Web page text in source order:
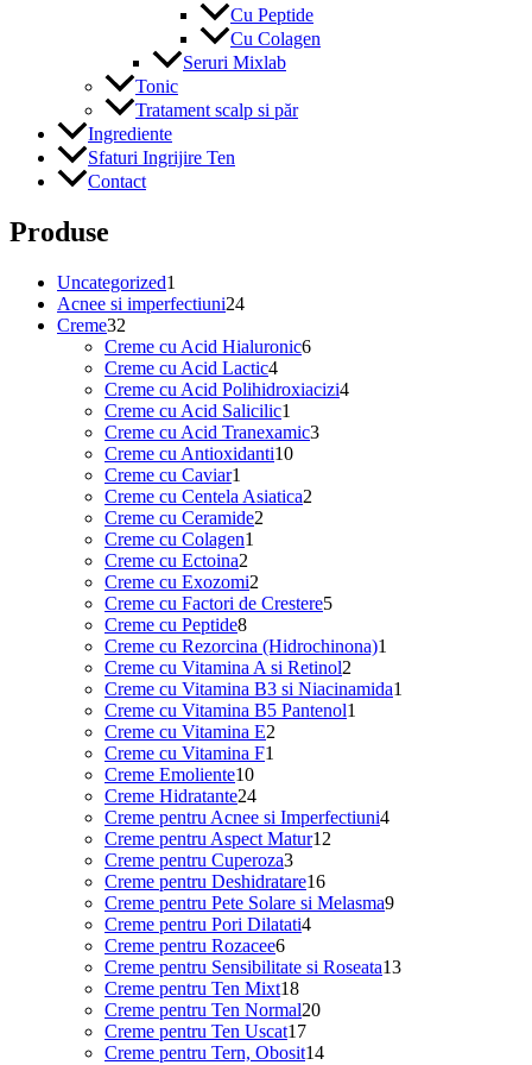
Cu Peptide
Cu Colagen
Seruri Mixlab
Tonic
Tratament scalp si păr
Ingrediente
Sfaturi Ingrijire Ten
Contact
Produse
Uncategorized1
produs
Acnee si imperfectiuni2424
produse
Creme32
de
produse
Creme cu Acid Hialuronic66
Creme cu Acid Lactic44
produse
Creme cu Acid Polihidroxiacizi44
Creme cu Acid Salicilic1
produs
Creme cu Acid Tranexamic33
Creme cu Antioxidanti1010
Creme cu Caviar1
produs
Creme cu Centela Asiatica2
Creme cu Ceramide2
Creme cu Colagen1
Creme cu Ectoina2
produse
Creme cu Exozomi2
produse
Creme cu Factori de Crestere55
Creme cu Peptide88
produse
Creme cu Rezorcina (Hidrochinona)1
Creme cu Vitamina A si Retinol2
produse
Creme cu Vitamina B3 si Niacinamida1
Creme cu Vitamina B5 Pantenol1
Creme cu Vitamina E2
Creme cu Vitamina F1
Creme Emoliente1010
produse
Creme Hidratante2424
de
produse
Creme pentru Acnee si Imperfectiuni44
Creme pentru Aspect Matur12
Creme pentru Cuperoza33
produse
Creme pentru Deshidratare1616
produse
Creme pentru Pete Solare si Melasma99
Creme pentru Pori Dilatati44
Creme pentru Rozacee66
produse
Creme pentru Sensibilitate si Roseata1313
Creme pentru Ten Mixt1818
produse
Creme pentru Ten Normal2020
produse
Creme pentru Ten Uscat1717
produse
Creme pentru Tern, Obosit1414